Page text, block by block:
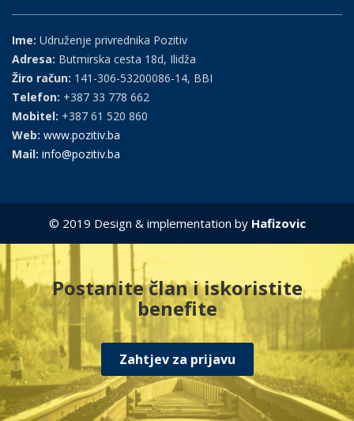
Ime: Udruženje privrednika Pozitiv
Adresa: Butmirska cesta 18d, Ilidža
Žiro račun: 141-306-53200086-14, BBI
Telefon: +387 33 778 662
Mobitel: +387 61 520 860
Web: www.pozitiv.ba
Mail: info@pozitiv.ba
© 2019 Design & implementation by Hafizovic
Postanite član i iskoristite
benefite
Zahtjev za prijavu